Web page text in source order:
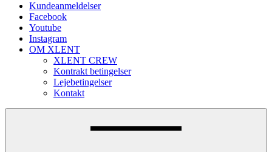
Kundeanmeldelser
Facebook
Youtube
Instagram
OM XLENT
XLENT CREW
Kontrakt betingelser
Lejebetingelser
Kontakt